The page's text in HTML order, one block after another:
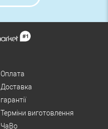
Оплата
Доставка
гарантії
Терміни виготовлення
ЧаВо